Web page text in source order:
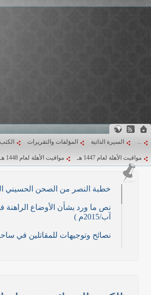
... السيرة الذاتية المؤلفات والتقريرات
مواقيت الأهلة لعام 1447 هـ مواقيت الأهلة لعام 1448 هـ
خطبة النصر من الصحن الحسيني الشريف لممثّل
آب/2015م )
نصائح وتوجيهات للمقاتلين في